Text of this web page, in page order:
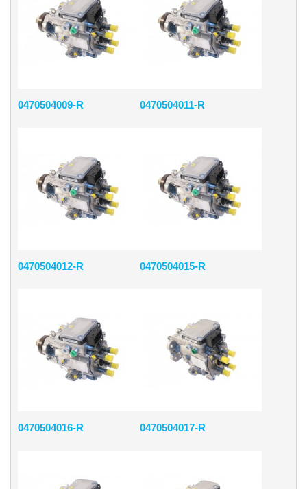
0470504009-R 0470504011-R
0470504012-R 0470504015-R
0470504016-R 0470504017-R